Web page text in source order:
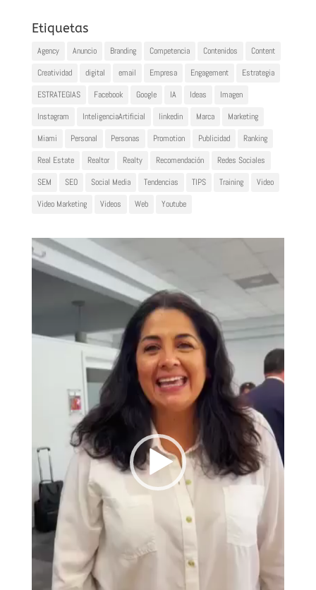
Etiquetas
Agency Anuncio Branding Competencia Contenidos
Content
Creatividad
digital email Empresa Engagement
Estrategia
ESTRATEGIAS
Facebook Google IA Ideas
Imagen
Instagram
InteligenciaArtificial linkedin Marca
Marketing
Miami
Personal Personas Promotion Publicidad
Ranking
Real Estate
Realtor Realty Recomendación
Redes Sociales
SEM
SEO Social Media Tendencias TIPS Training
Video
Video Marketing
Videos Web Youtube
Reproductor
de
vídeo